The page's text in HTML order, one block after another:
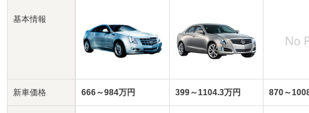
基本情報
新車価格 666～984万円 399～1104.3万円 870～